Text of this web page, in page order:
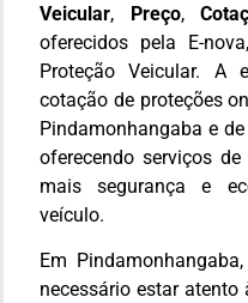
Veicular, Preço,
oferecidos pela E-
Proteção Veicular. A
cotação de proteções
Pindamonhangaba e
oferecendo serviços
mais segurança e
veículo.
Em
necessário estar